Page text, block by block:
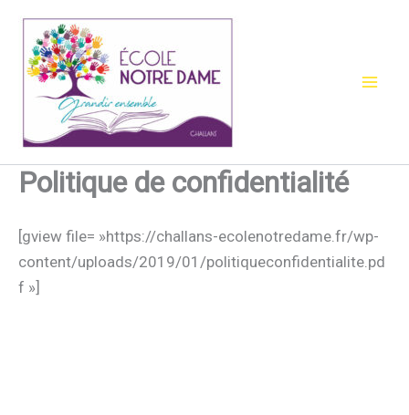
contenu
Politique de confidentialité
[gview file= »https://challans-ecolenotredame.fr/wp-
content/uploads/2019/01/politiqueconfidentialite.pd
f »]